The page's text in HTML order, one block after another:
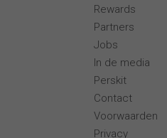
Rewards
Partners
Jobs
In de media
Perskit
Contact
Voorwaarden
Privacy